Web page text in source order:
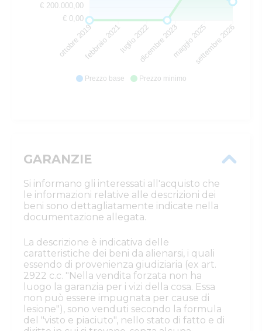
Prezzo base Prezzo minimo
ottobre 2019febbraio 2021luglio 2022dicembre 2023maggio 2025settembre 2026
€ 200.000,00
€ 0,00
GARANZIE
Si informano gli interessati all'acquisto che
le informazioni relative alle descrizioni dei
beni sono dettagliatamente indicate nella
documentazione allegata.
La descrizione è indicativa delle
caratteristiche dei beni da alienarsi, i quali
essendo di provenienza giudiziaria (ex art.
2922 c.c. "Nella vendita forzata non ha
luogo la garanzia per i vizi della cosa. Essa
non può essere impugnata per cause di
lesione"), sono venduti secondo la formula
del "visto e piaciuto", nello stato di fatto e di